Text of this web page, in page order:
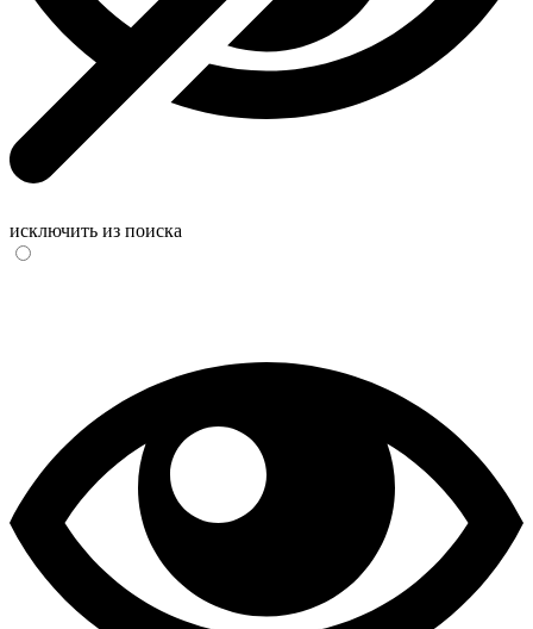
исключить из поиска